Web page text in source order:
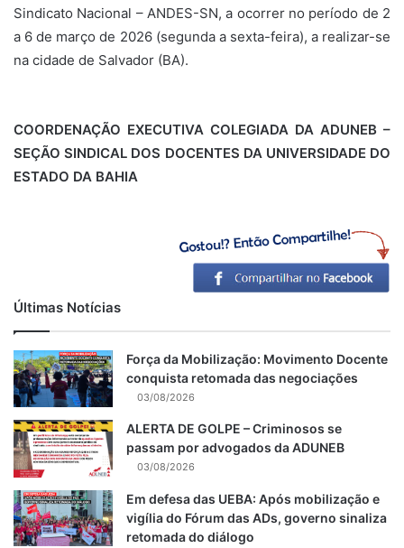
Sindicato Nacional – ANDES-SN, a ocorrer no período de 2
a 6 de março de 2026 (segunda a sexta-feira), a realizar-se
na cidade de Salvador (BA).
COORDENAÇÃO EXECUTIVA COLEGIADA DA ADUNEB –
SEÇÃO SINDICAL DOS DOCENTES DA UNIVERSIDADE DO
ESTADO DA BAHIA
Últimas Notícias
Força da Mobilização: Movimento Docente
conquista retomada das negociações
03/08/2026
ALERTA DE GOLPE – Criminosos se
passam por advogados da ADUNEB
03/08/2026
Em defesa das UEBA: Após mobilização e
vigília do Fórum das ADs, governo sinaliza
retomada do diálogo